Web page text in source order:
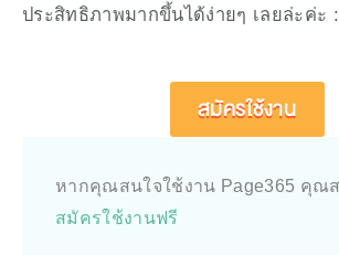
ประสิทธิภาพมากขึ้นได้ง่ายๆ เลยล่ะค่ะ
สมัครใช้งาน
หากคุณสนใจใช้งาน Page365 คุณ
สมัครใช้งานฟรี